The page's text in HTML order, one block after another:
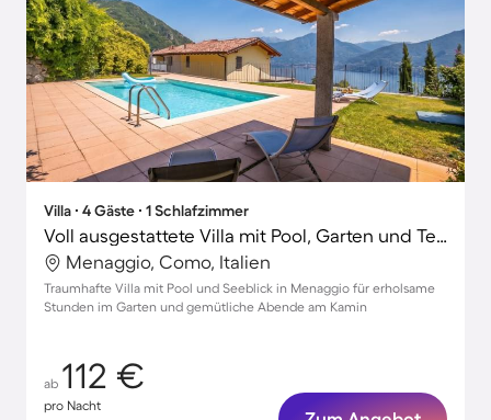
Villa ∙ 4 Gäste ∙ 1 Schlafzimmer
Voll ausgestattete Villa mit Pool, Garten und Terrasse | Seeblick
Menaggio, Como, Italien
Traumhafte Villa mit Pool und Seeblick in Menaggio für erholsame
Stunden im Garten und gemütliche Abende am Kamin
ab 112 €
pro Nacht